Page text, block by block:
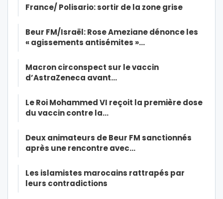
France/ Polisario: sortir de la zone grise
Beur FM/Israël: Rose Ameziane dénonce les
« agissements antisémites »…
Macron circonspect sur le vaccin
d’AstraZeneca avant…
Le Roi Mohammed VI reçoit la première dose
du vaccin contre la…
Deux animateurs de Beur FM sanctionnés
après une rencontre avec…
Les islamistes marocains rattrapés par
leurs contradictions